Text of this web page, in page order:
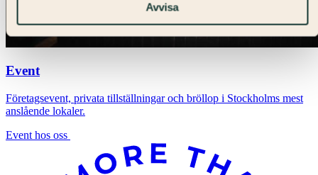
Avvisa
Event
Företagsevent, privata tillställningar och bröllop i Stockholms mest
anslående lokaler.
Event hos oss